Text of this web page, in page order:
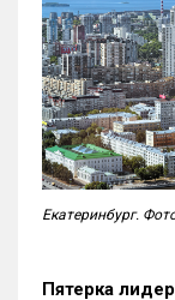
Екатеринбург.
Пятерка